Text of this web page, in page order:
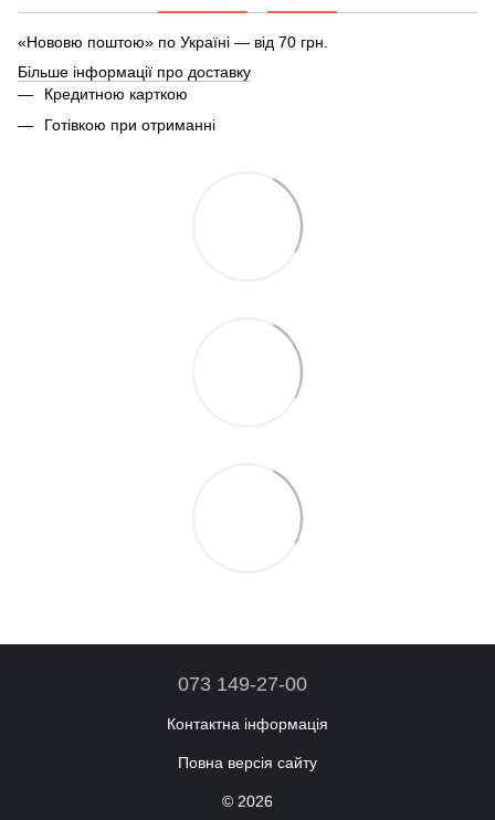
«Нововю поштою» по Україні — від 70 грн.
Більше інформації про доставку
Кредитною карткою
Готівкою при отриманні
073 149-27-00
Контактна інформація
Повна версія сайту
© 2026